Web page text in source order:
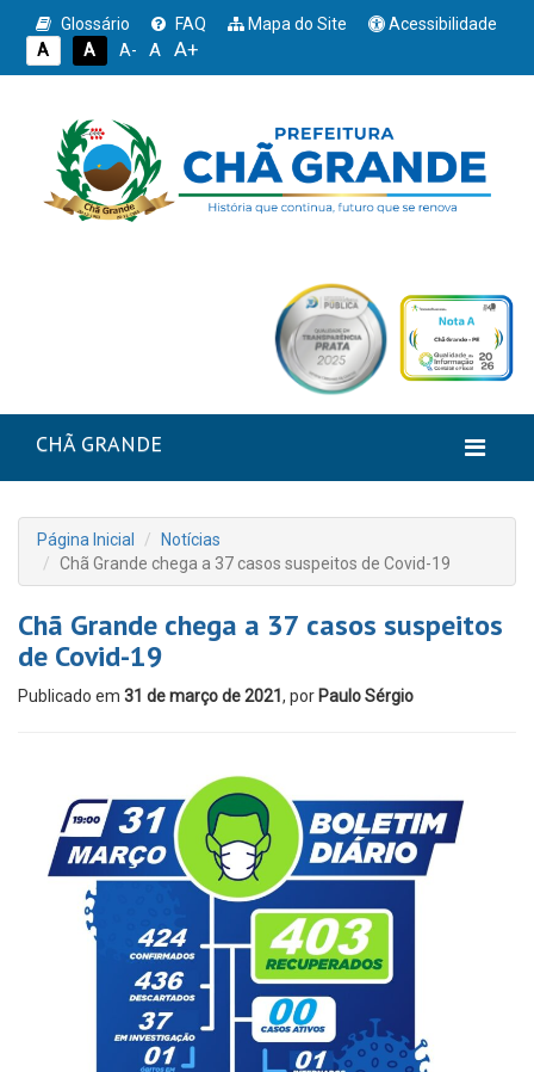
Glossário FAQ Mapa do Site
Acessibilidade
A
A A- A A+
CHÃ GRANDE
Página Inicial
Notícias
Chã Grande chega a 37 casos suspeitos de Covid-19
Chã Grande chega a 37 casos suspeitos
de Covid-19
Publicado em 31 de março de 2021 , por Paulo Sérgio